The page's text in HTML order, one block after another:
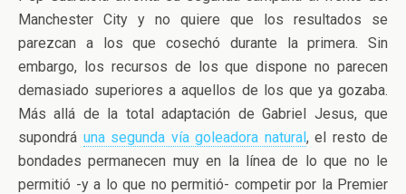
Manchester City y no quiere que los resultados se
parezcan a los que cosechó durante la primera. Sin
embargo, los recursos de los que dispone no parecen
demasiado superiores a aquellos de los que ya gozaba.
Más allá de la total adaptación de Gabriel Jesus, que
supondrá una segunda vía goleadora natural, el resto de
bondades permanecen muy en la línea de lo que no le
permitió -y a lo que no permitió- competir por la Premier